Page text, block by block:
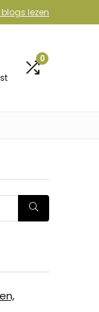
lezen
0